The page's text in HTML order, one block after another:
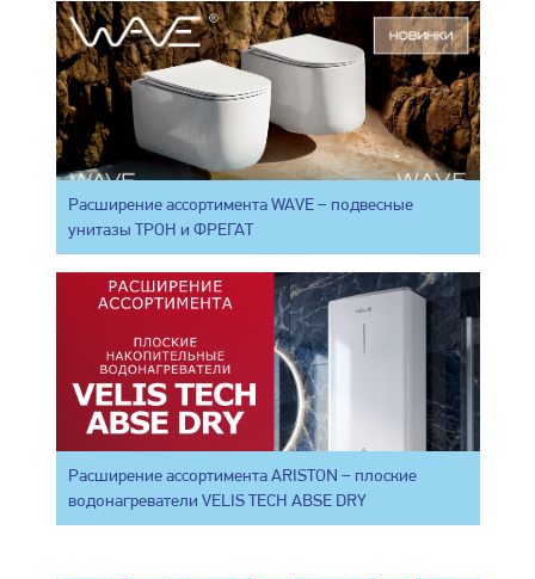
Расширение ассортимента WAVE – подвесные
унитазы ТРОН и ФРЕГАТ
Расширение ассортимента ARISTON – плоские
водонагреватели VELIS TECH ABSE DRY